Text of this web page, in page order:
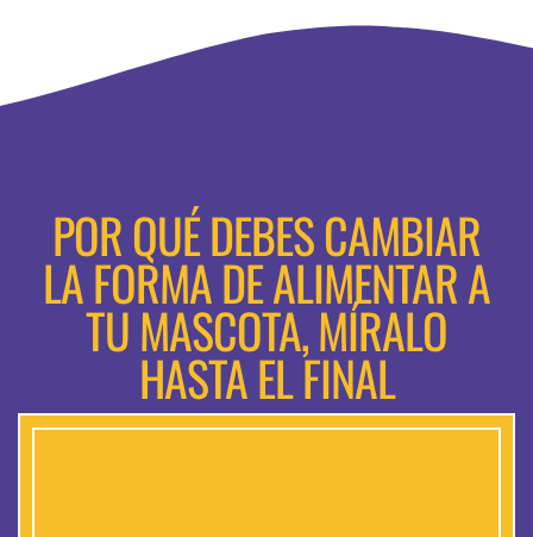
POR QUÉ DEBES CAMBIAR
LA FORMA DE ALIMENTAR A
TU MASCOTA, MÍRALO
HASTA EL FINAL